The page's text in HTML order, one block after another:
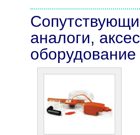
аналоги,
оборудование